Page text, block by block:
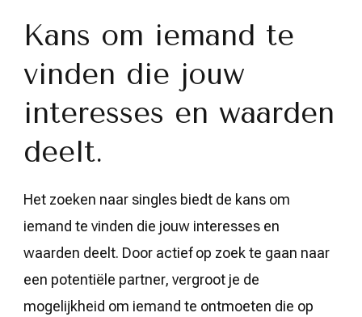
Kans om iemand te
vinden die jouw
interesses en waarden
deelt.
Het zoeken naar singles biedt de kans om
iemand te vinden die jouw interesses en
waarden deelt. Door actief op zoek te gaan naar
een potentiële partner, vergroot je de
mogelijkheid om iemand te ontmoeten die op